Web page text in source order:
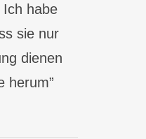
Ich habe
sie nur
dienen
herum”